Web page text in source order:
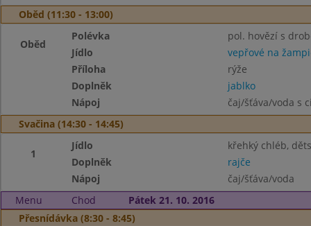
Oběd (11:30 - 13:00)
Oběd
Polévka
pol. hovězí s
Jídlo
vepřové na
Příloha
rýže
Doplněk
jablko
Nápoj
čaj/šťáva/voda s
Svačina (14:30 - 14:45)
1
Jídlo
křehký chléb,
Doplněk
rajče
Nápoj
čaj/šťáva/voda
Menu
Chod
Pátek 21. 10. 2016
Přesnídávka (8:30 - 8:45)